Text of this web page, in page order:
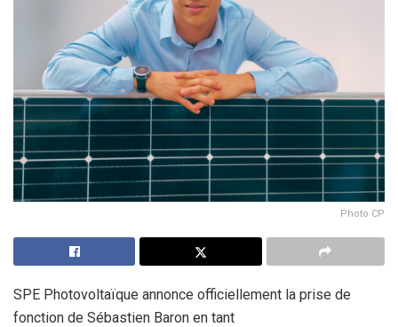
Photo CP
SPE Photovoltaïque annonce officiellement la prise de
fonction de Sébastien Baron en tant